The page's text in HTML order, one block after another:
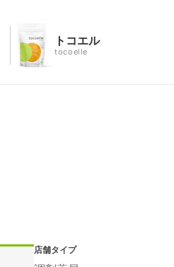
トコエル
tocoelle
店舗タイプ